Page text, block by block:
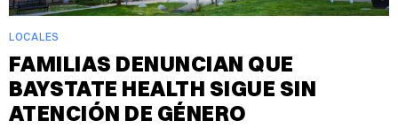
LOCALES
FAMILIAS DENUNCIAN QUE
BAYSTATE HEALTH SIGUE SIN
ATENCIÓN DE GÉNERO